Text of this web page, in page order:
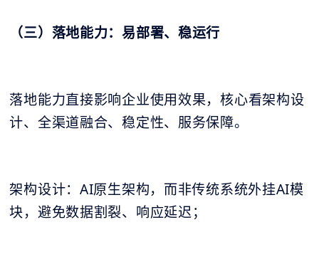
（三）落地能力：易部署、稳运行
落地能力直接影响企业使用效果，核心看架构设
计、全渠道融合、稳定性、服务保障。
架构设计：AI原生架构，而非传统系统外挂AI模
块，避免数据割裂、响应延迟；